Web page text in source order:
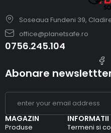
Soseaua Fundeni 39,
office@planetsafe.ro
0756.245.104
MAGAZIN
Produse
INFORMATII
Termeni si
Abonare